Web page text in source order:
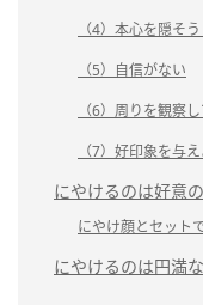
（4）本心を隠そ
（5）自信がない
（6）周りを観察
（7）好印象を与
にやけるのは好意
にやけ顔とセット
にやけるのは円満